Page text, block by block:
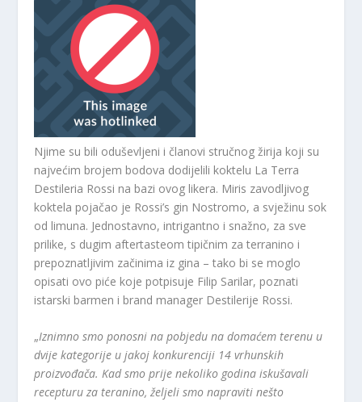
Njime su bili oduševljeni i članovi stručnog žirija koji su
najvećim brojem bodova dodijelili koktelu La Terra
Destileria Rossi na bazi ovog likera. Miris zavodljivog
koktela pojačao je Rossi’s gin Nostromo, a svježinu sok
od limuna. Jednostavno, intrigantno i snažno, za sve
prilike, s dugim aftertasteom tipičnim za terranino i
prepoznatljivim začinima iz gina – tako bi se moglo
opisati ovo piće koje potpisuje Filip Sarilar, poznati
istarski barmen i brand manager Destilerije Rossi.
„Iznimno smo ponosni na pobjedu na domaćem terenu u
dvije kategorije u jakoj konkurenciji 14 vrhunskih
proizvođača. Kad smo prije nekoliko godina iskušavali
recepturu za teranino, željeli smo napraviti nešto